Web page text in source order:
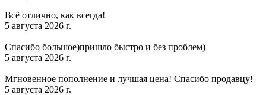
Всё отлично, как всегда!
5 августа 2026 г.
Спасибо большое)пришло быстро и без проблем)
5 августа 2026 г.
Мгновенное пополнение и лучшая цена! Спасибо продавцу!
5 августа 2026 г.